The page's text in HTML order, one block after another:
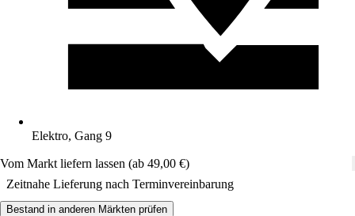
Elektro, Gang 9
Vom Markt liefern lassen (ab 49,00 €)
Zeitnahe Lieferung nach Terminvereinbarung
Bestand in anderen Märkten prüfen